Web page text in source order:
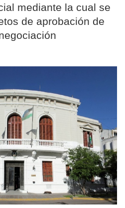
mediante la cual se
de aprobación de